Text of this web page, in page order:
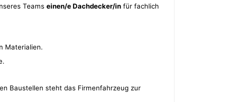
Teams einen/e Dachdecker/in für fachlich
Materialien.
Baustellen steht das Firmenfahrzeug zur